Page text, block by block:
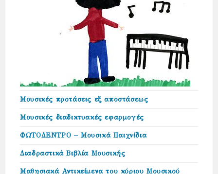
Μουσικές προτάσεις εξ αποστάσεως
Μουσικές διαδικτυακές εφαρμογές
ΦΩΤΟΔΕΝΤΡΟ – Μουσικά Παιχνίδια
Διαδραστικά Βιβλία Μουσικής
Μαθησιακά Αντικείμενα του κύριου Μουσικού